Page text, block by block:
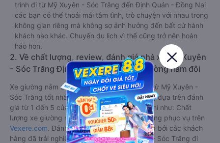
trình đi từ Mỹ Xuyên - Sóc Trăng đến Định Quán - Đồng Nai
các bạn có thể thoải mái tâm tình, trò chuyện với nhau trong
không gian riêng mà không sợ ảnh hưởng đến bất cứ hành
khách nào khác. Chuyến du lịch vì thế cũng trở nên hoàn
hảo hơn.
2. Về chất lượng, review, đánh giá nhà xe Mỹ Xuyên
- Sóc Trăng Định Quán - Đồng Nai giường nằm đôi
Xe giường nằm đôi đi Định Quán - Đồng Nai từ Mỹ Xuyên -
Sóc Trăng tốt nhất được phân loại chất lượng dựa trên đánh
giá từ 1 đến 5 của khách hàng với các tiêu chí như: Chất
lượng xe giường nằm đôi, Đúng giờ, Chất lượng phục vụ trên
Vexere.com. Đánh giá này được viết trực tiếp bởi các khách
hàng đã trải nghiệm các hãng Xe Mỹ Xuyên - Sóc Trăng đi